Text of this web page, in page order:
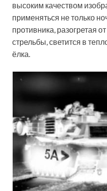
высоким качеством
применяться не только
противника, разогретая
стрельбы, светится в
ёлка.